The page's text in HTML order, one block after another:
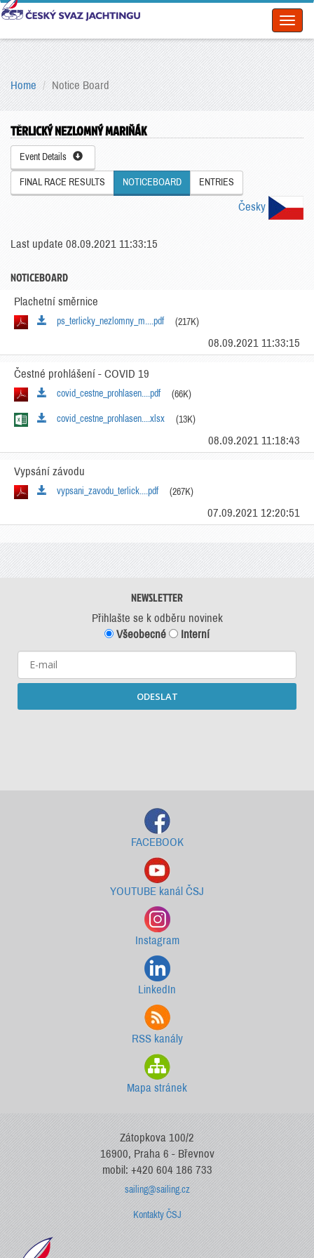
Home Notice Board
TĚRLICKÝ NEZLOMNÝ MARIŇÁK
Event Details
FINAL RACE RESULTS NOTICEBOARD ENTRIES
Česky
Last update 08.09.2021 11:33:15
NOTICEBOARD
Plachetní směrnice
ps_terlicky_nezlomny_m....pdf (217K)
08.09.2021 11:33:15
Čestné prohlášení - COVID 19
covid_cestne_prohlasen....pdf (66K)
covid_cestne_prohlasen....xlsx (13K)
08.09.2021 11:18:43
Vypsání závodu
vypsani_zavodu_terlick....pdf (267K)
07.09.2021 12:20:51
NEWSLETTER
Přihlašte se k odběru novinek
Všeobecné
Interní
ODESLAT
FACEBOOK
YOUTUBE kanál ČSJ
Instagram
LinkedIn
RSS kanály
Mapa stránek
Zátopkova 100/2
16900, Praha 6 - Břevnov
mobil: +420 604 186 733
sailing@sailing.cz
Kontakty ČSJ